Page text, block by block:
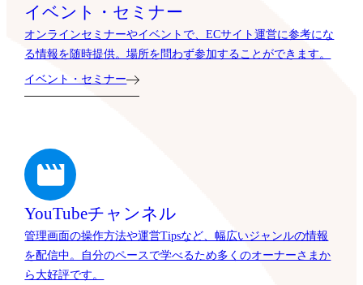
イベント・セミナー
オンラインセミナーやイベントで、ECサイト運営に参考にな
る情報を随時提供。場所を問わず参加することができます。
イベント・セミナー
YouTubeチャンネル
管理画面の操作方法や運営Tipsなど、幅広いジャンルの情報
を配信中。自分のペースで学べるため多くのオーナーさまか
ら大好評です。